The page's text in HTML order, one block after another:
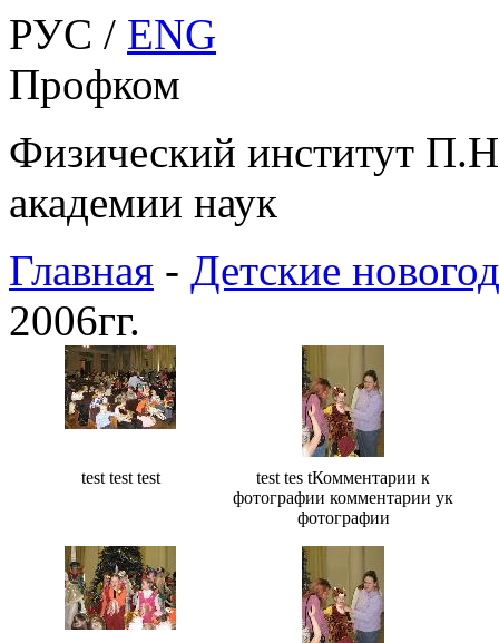
РУС / ENG
Профком
Физический институт
академии наук
Главная - Детские
2006гг.
test test test
test tes tКомментарии к
фотографии комментарии ук
фотографии